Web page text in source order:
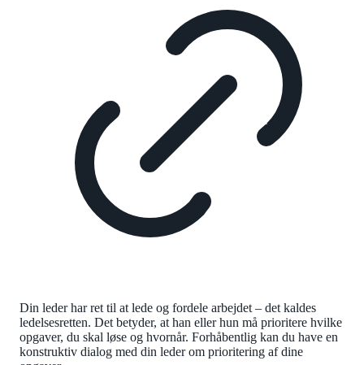
Din leder har ret til at lede og fordele arbejdet – det kaldes
ledelsesretten. Det betyder, at han eller hun må prioritere hvilke
opgaver, du skal løse og hvornår. Forhåbentlig kan du have en
konstruktiv dialog med din leder om prioritering af dine